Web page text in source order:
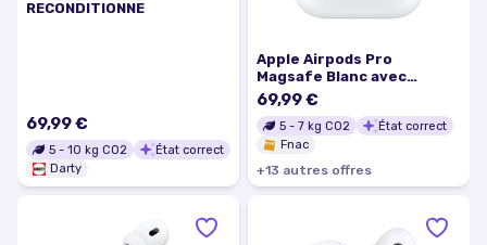
RECONDITIONNE
69,99 €
5 - 10 kg CO2
État correct
Darty
Apple Airpods Pro
Magsafe Blanc avec
boîtier rechargeable par
induction Reconditionné
69,99 €
5 - 7 kg CO2
État correct
Fnac
+13 autres offres